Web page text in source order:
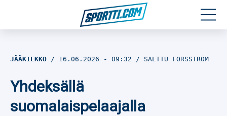
Jalkapallo
JÄÄKIEKKO 16.06.2026 - 09:32 SALTTU FORSSTRÖM
Yhdeksällä
suomalaispelaajalla